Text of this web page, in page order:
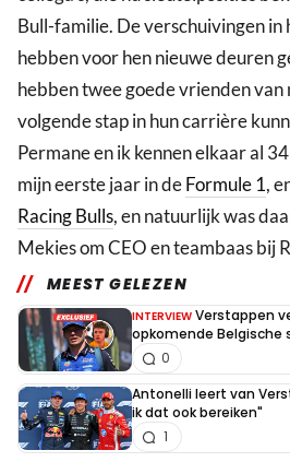
Bull-familie. De verschuivingen in
hebben voor hen nieuwe deuren
hebben twee goede vrienden
volgende stap in hun carrière
Permane en ik kennen elkaar al
mijn eerste jaar in deFormule 1,
Racing Bulls, en natuurlijk was
Mekies om CEO en teambaas bij
MEEST GELEZEN
INTERVIEW Verstappen
opkomende Belgische
0
Antonelli leert van
ik dat ook bereiken"
1